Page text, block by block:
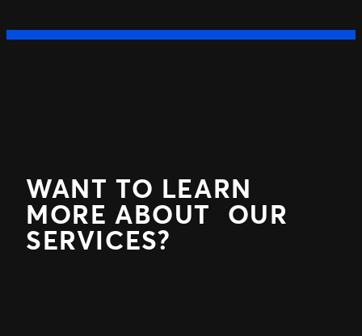
WANT TO LEARN
MORE ABOUT OUR
SERVICES?